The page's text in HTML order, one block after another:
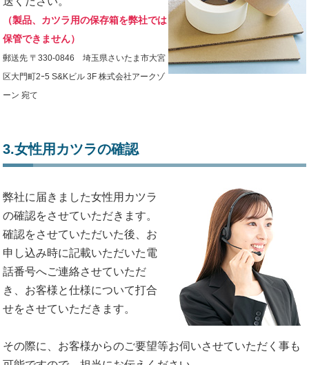
（製品、カツラ用の保存箱を弊社では
保管できません）
郵送先 〒330-0846 埼玉県さいたま市大宮
区大門町2ｰ5 S&Kビル 3F 株式会社アークゾ
ーン 宛て
3.女性用カツラの確認
弊社に届きました女性用カツラ
の確認をさせていただきます。
確認をさせていただいた後、お
申し込み時に記載いただいた電
話番号へご連絡させていただ
き、お客様と仕様について打合
せをさせていただきます。
その際に、お客様からのご要望等お伺いさせていただく事も